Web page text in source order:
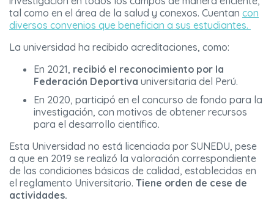
tal como en el área de la salud y conexos. Cuentan con
diversos convenios que benefician a sus estudiantes.
La universidad ha recibido acreditaciones, como:
En 2021, recibió el reconocimiento por la
Federación Deportiva universitaria del Perú.
En 2020, participó en el concurso de fondo para la
investigación, con motivos de obtener recursos
para el desarrollo científico.
Esta Universidad no está licenciada por SUNEDU, pese
a que en 2019 se realizó la valoración correspondiente
de las condiciones básicas de calidad, establecidas en
el reglamento Universitario. Tiene orden de cese de
actividades.